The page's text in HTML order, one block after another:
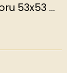
Hedvábný šátek Květy hrachoru 53x53 cm v dárkovém balení, HEDVÁBNÝ SVĚT